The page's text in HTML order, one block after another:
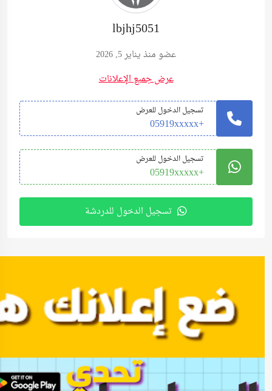
lbjhj5051
عضو منذ يناير 5, 2026
عرض جميع الإعلانات
تسجيل الدخول للعرض
+05919xxxxx
تسجيل الدخول للعرض
+05919xxxxx
تسجيل الدخول للدردشة